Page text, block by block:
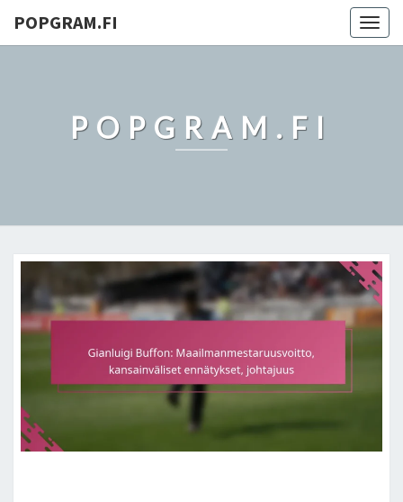
POPGRAM.FI
POPGRAM.FI